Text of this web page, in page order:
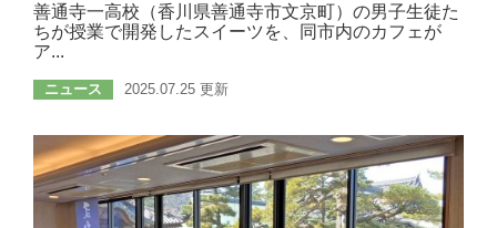
善通寺一高校（香川県善通寺市文京町）の男子生徒た
ちが授業で開発したスイーツを、同市内のカフェが
ア...
ニュース 2025.07.25 更新